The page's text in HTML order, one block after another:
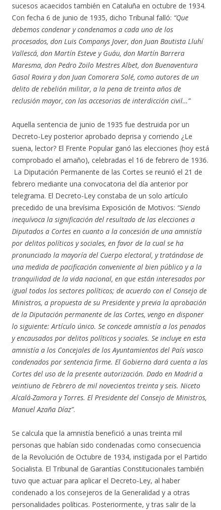
sucesos acaecidos también en Cataluña en octubre de 1934.
Con fecha 6 de junio de 1935, dicho Tribunal falló: “Que
debemos condenar y condenamos a cada uno de los
procesados, don Luis Companys Jover, don Juan Bautista Lluhí
Vallescá, don Martín Esteve y Guáu, don Martín Barrera
Maresma, don Pedro Zoilo Mestres Albet, don Buenaventura
Gasol Rovira y don Juan Comorera Solé, como autores de un
delito de rebelión militar, a la pena de treinta años de
reclusión mayor, con las accesorias de interdicción civil…”
Aquella sentencia de junio de 1935 fue destruida por un
Decreto-Ley posterior aprobado deprisa y corriendo ¿Le
suena, lector? El Frente Popular ganó las elecciones (hoy está
comprobado el amaño), celebradas el 16 de febrero de 1936.
La Diputación Permanente de las Cortes se reunió el 21 de
febrero mediante una convocatoria del día anterior por
telegrama. El Decreto-Ley constaba de un solo artículo
precedido de una brevísima Exposición de Motivos: “Siendo
inequívoca la significación del resultado de las elecciones a
Diputados a Cortes en cuanto a la concesión de una amnistía
por delitos políticos y sociales, en favor de la cual se ha
pronunciado la mayoría del Cuerpo electoral, y tratándose de
una medida de pacificación conveniente al bien público y a la
tranquilidad de la vida nacional, en que están interesados por
igual todos los sectores políticos; de acuerdo con el Consejo de
Ministros, a propuesta de su Presidente y previa la aprobación
de la Diputación permanente de las Cortes, vengo en disponer
lo siguiente: Artículo único. Se concede amnistía a los penados
y encausados por delitos políticos y sociales. Se incluye en esta
amnistía a los Concejales de los Ayuntamientos del País vasco
condenados por sentencia firme. El Gobierno dará cuenta a las
Cortes del uso de la presente autorización. Dado en Madrid a
veintiuno de Febrero de mil novecientos treinta y seis. Niceto
Alcalá-Zamora y Torres. El Presidente del Consejo de Ministros,
Manuel Azaña Díaz”.
Se calcula que la amnistía benefició a unas treinta mil
personas que habían sido condenadas como consecuencia
de la Revolución de Octubre de 1934, instigada por el Partido
Socialista. El Tribunal de Garantías Constitucionales también
tuvo que actuar para aplicar el Decreto-Ley, al haber
condenado a los consejeros de la Generalidad y a otras
personalidades políticas. Posteriormente, y tras salir de la